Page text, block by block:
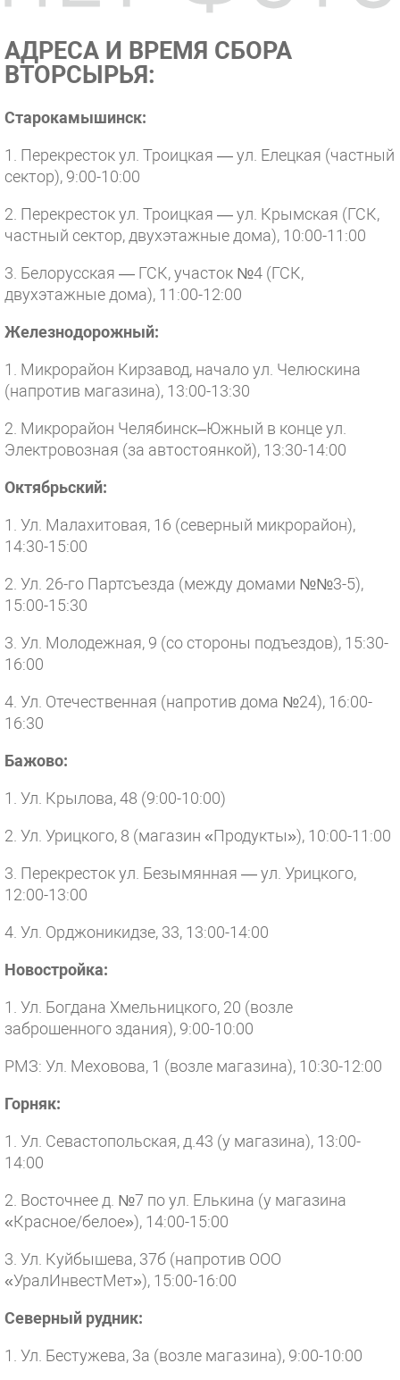
АДРЕСА И ВРЕМЯ СБОРА
ВТОРСЫРЬЯ:
Старокамышинск:
1. Перекресток ул. Троицкая — ул. Елецкая (частный
сектор), 9:00-10:00
2. Перекресток ул. Троицкая — ул. Крымская (ГСК,
частный сектор, двухэтажные дома), 10:00-11:00
3. Белорусская — ГСК, участок №4 (ГСК,
двухэтажные дома), 11:00-12:00
Железнодорожный:
1. Микрорайон Кирзавод, начало ул. Челюскина
(напротив магазина), 13:00-13:30
2. Микрорайон Челябинск–Южный в конце ул.
Электровозная (за ав­тостоянкой), 13:30-14:00
Октябрьский:
1. Ул. Малахитовая, 16 (северный микрорайон),
14:30-15:00
2. Ул. 26-го Партсъезда (между домами №№3-5),
15:00-15:30
3. Ул. Молодежная, 9 (со стороны подъездов), 15:30-
16:00
4. Ул. Отечественная (напротив дома №24), 16:00-
16:30
Бажово:
1. Ул. Крылова, 48 (9:00-10:00)
2. Ул. Урицкого, 8 (магазин «Продукты»), 10:00-11:00
3. Перекресток ул. Безымянная — ул. Урицкого,
12:00-13:00
4. Ул. Орджоникидзе, 33, 13:00-14:00
Новостройка:
1. Ул. Богдана Хмельницкого, 20 (возле
заброшенного здания), 9:00-10:00
РМЗ: Ул. Меховова, 1 (возле магазина), 10:30-12:00
Горняк:
1. Ул. Севастопольская, д.43 (у магазина), 13:00-
14:00
2. Восточнее д. №7 по ул. Елькина (у магазина
«Красное/белое»), 14:00-15:00
3. Ул. Куйбышева, 37б (напротив ООО
«УралИнвестМет»), 15:00-16:00
Северный рудник:
1. Ул. Бестужева, 3а (возле магазина), 9:00-10:00